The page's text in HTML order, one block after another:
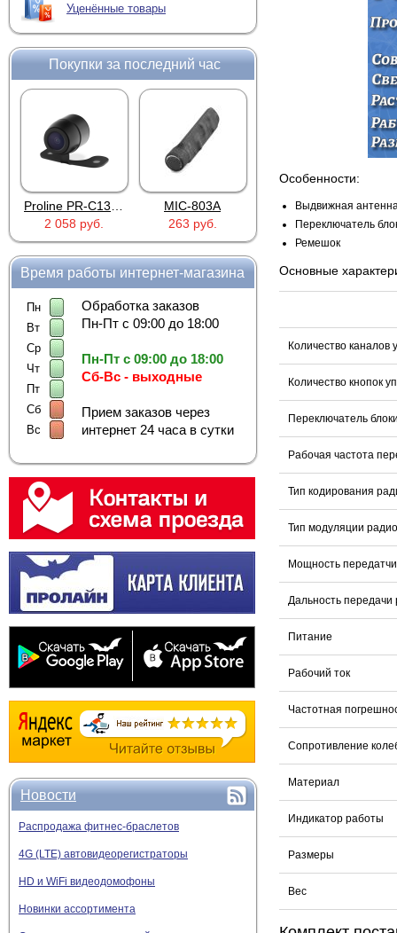
Уценённые товары
Покупки за последний час
2 058 руб.
MIC-803A
263 руб.
4PIN(п)/2RCA(м)+DJK-11(п)
386 руб.
Время работы интернет-магазина
Пн
Вт
Ср
Чт
Пт
Сб
Вс
Обработка заказов
Пн-Пт с 09:00 до 18:00
Пн-Пт с 09:00 до 18:00
Сб-Вс - выходные
Прием заказов через
интернет 24 часа в сутки
Новости
Распродажа фитнес-браслетов
4G (LTE) автовидеорегистраторы
HD и WiFi видеодомофоны
Новинки ассортимента
Особенности:
Выдвижная
Переключатель
Ремешок
Основные
Количество каналов
Количество кнопок
Переключатель
Рабочая частота
Тип кодирования
Тип модуляции
Мощность
Дальность передачи
Питание
Рабочий ток
Частотная
Сопротивление
Материал
Индикатор работы
Размеры
Вес